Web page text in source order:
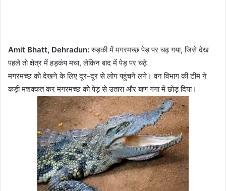
Amit Bhatt, Dehradun: रुड़कीमें मगरमच्छपेड़पर चढ़ गया, जिसे देख
पहले तो क्षेत्र मेंहड़कंपमचा, लेकिन बाद मेंपेड़पर चढ़े
मगरमच्छ को देखने के लिए दूर-दूर से लोग पहुंचने लगे। वन विभाग की टीम ने
कड़ीमशक्कत कर मगरमच्छ कोपेड़से उतारा और बाण गंगा मेंछोड़दिया।